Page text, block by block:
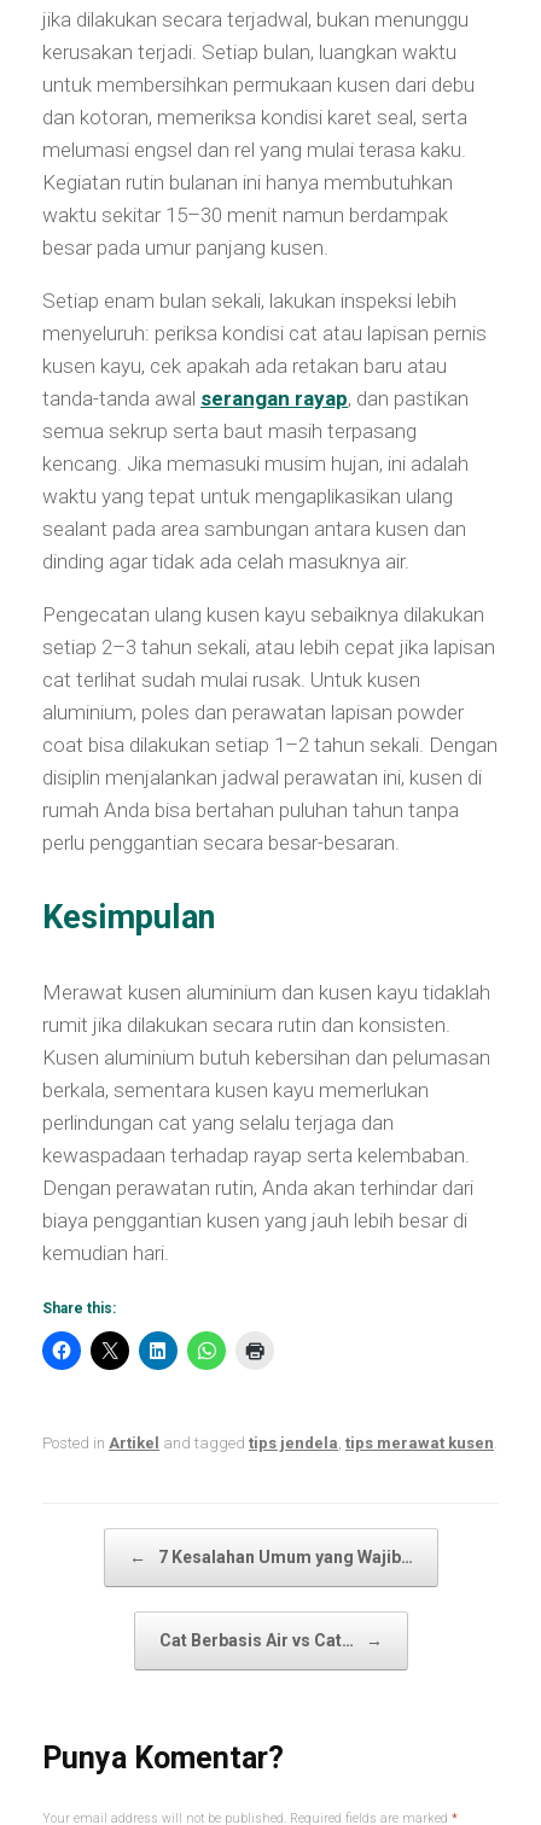
jika dilakukan secara terjadwal, bukan menunggu
kerusakan terjadi. Setiap bulan, luangkan waktu
untuk membersihkan permukaan kusen dari debu
dan kotoran, memeriksa kondisi karet seal, serta
melumasi engsel dan rel yang mulai terasa kaku.
Kegiatan rutin bulanan ini hanya membutuhkan
waktu sekitar 15–30 menit namun berdampak
besar pada umur panjang kusen.
Setiap enam bulan sekali, lakukan inspeksi lebih
menyeluruh: periksa kondisi cat atau lapisan pernis
kusen kayu, cek apakah ada retakan baru atau
tanda-tanda awal serangan rayap, dan pastikan
semua sekrup serta baut masih terpasang
kencang. Jika memasuki musim hujan, ini adalah
waktu yang tepat untuk mengaplikasikan ulang
sealant pada area sambungan antara kusen dan
dinding agar tidak ada celah masuknya air.
Pengecatan ulang kusen kayu sebaiknya dilakukan
setiap 2–3 tahun sekali, atau lebih cepat jika lapisan
cat terlihat sudah mulai rusak. Untuk kusen
aluminium, poles dan perawatan lapisan powder
coat bisa dilakukan setiap 1–2 tahun sekali. Dengan
disiplin menjalankan jadwal perawatan ini, kusen di
rumah Anda bisa bertahan puluhan tahun tanpa
perlu penggantian secara besar-besaran.
Kesimpulan
Merawat kusen aluminium dan kusen kayu tidaklah
rumit jika dilakukan secara rutin dan konsisten.
Kusen aluminium butuh kebersihan dan pelumasan
berkala, sementara kusen kayu memerlukan
perlindungan cat yang selalu terjaga dan
kewaspadaan terhadap rayap serta kelembaban.
Dengan perawatan rutin, Anda akan terhindar dari
biaya penggantian kusen yang jauh lebih besar di
kemudian hari.
Share this:
Posted in Artikel and tagged tips jendela tips merawat kusen
← 7 Kesalahan Umum yang Wajib…
Cat Berbasis Air vs Cat… →
Your email address will not be published. Required fields are marked *